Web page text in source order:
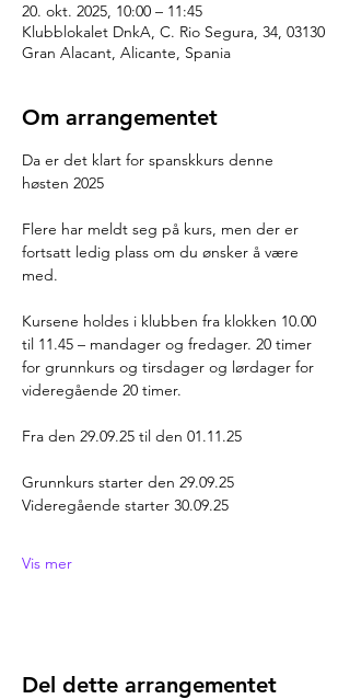
20. okt. 2025, 10:00 – 11:45
Klubblokalet DnkA, C. Rio Segura, 34, 03130
Gran Alacant, Alicante, Spania
Om arrangementet
Da er det klart for spanskkurs denne
høsten 2025
Flere har meldt seg på kurs, men der er
fortsatt ledig plass om du ønsker å være
med.
Kursene holdes i klubben fra klokken 10.00
til 11.45 – mandager og fredager. 20 timer
for grunnkurs og tirsdager og lørdager for
videregående 20 timer.
Fra den 29.09.25 til den 01.11.25
Grunnkurs starter den 29.09.25
Videregående starter 30.09.25
Vis mer
Del dette arrangementet